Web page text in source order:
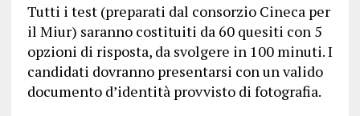
Tutti i test (preparati dal consorzio Cineca per
il Miur) saranno costituiti da 60 quesiti con 5
opzioni di risposta, da svolgere in 100 minuti. I
candidati dovranno presentarsi con un valido
documento d’identità provvisto di fotografia.